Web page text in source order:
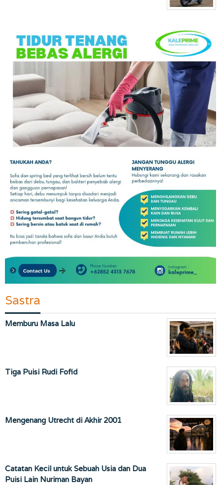
Sastra
Memburu Masa Lalu
Tiga Puisi Rudi Fofid
Mengenang Utrecht di Akhir 2001
Catatan Kecil untuk Sebuah Usia dan Dua
Puisi Lain Nuriman Bayan